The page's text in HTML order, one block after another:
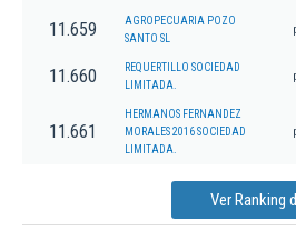
11.659
AGROPECUARIA POZO
SANTO SL
11.660
REQUERTILLO SOCIEDAD
LIMITADA.
11.661
HERMANOS FERNANDEZ
MORALES 2016 SOCIEDAD
LIMITADA.
Ver Ranking